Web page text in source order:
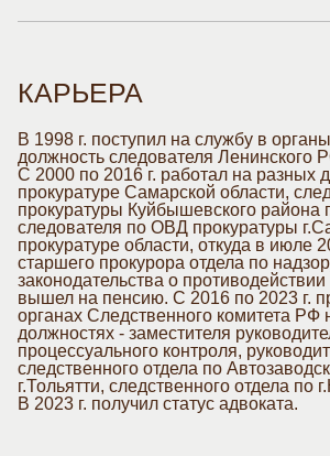
КАРЬЕРА
В 1998 г. поступил на службу в
должность следователя Ленинского
С 2000 по 2016 г. работал на разных
прокуратуре Самарской области,
прокуратуры Куйбышевского района
следователя по ОВД прокуратуры
прокуратуре области, откуда в июле
старшего прокурора отдела по
законодательства о
вышел на пенсию. С 2016 по 2023 г.
органах Следственного комитета РФ
должностях - заместителя
процессуального контроля,
следственного отдела по
г.Тольятти, следственного отдела по
В 2023 г. получил статус адвоката.